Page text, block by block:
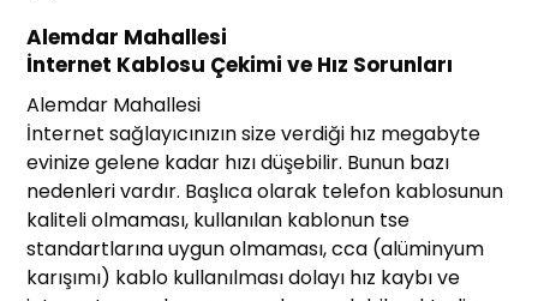
Alemdar Mahallesi
İnternet Kablosu Çekimi ve Hız Sorunları
Alemdar Mahallesi
İnternet sağlayıcınızın size verdiği hız megabyte
evinize gelene kadar hızı düşebilir. Bunun bazı
nedenleri vardır. Başlıca olarak telefon kablosunun
kaliteli olmaması, kullanılan kablonun tse
standartlarına uygun olmaması, cca (alüminyum
karışımı) kablo kullanılması dolayı hız kaybı ve